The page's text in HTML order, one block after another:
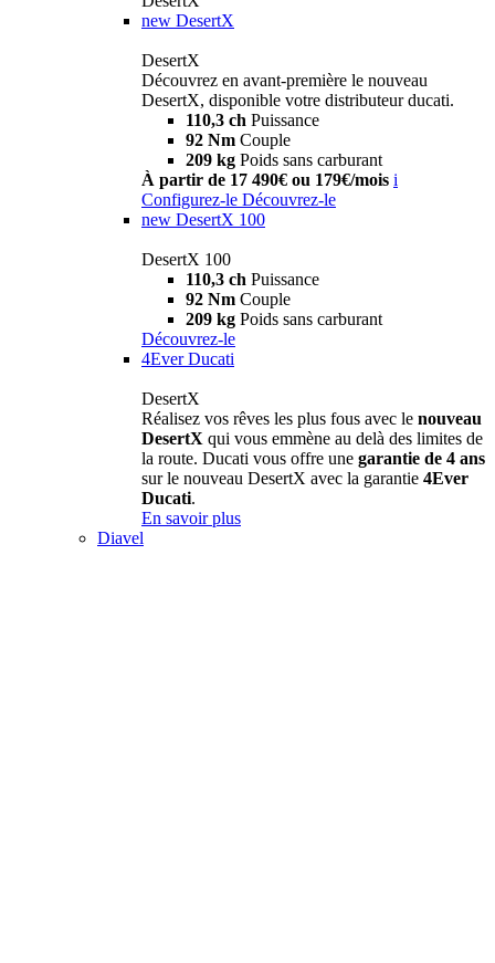
new DesertX
DesertX
Découvrez en avant-première le nouveau
DesertX, disponible votre distributeur ducati.
110,3 ch Puissance
92 Nm Couple
209 kg Poids sans carburant
À partir de 17 490€ ou 179€/mois i
Configurez-le Découvrez-le
new DesertX 100
DesertX 100
110,3 ch Puissance
92 Nm Couple
209 kg Poids sans carburant
Découvrez-le
4Ever Ducati
DesertX
Réalisez vos rêves les plus fous avec le nouveau
DesertX qui vous emmène au delà des limites de
la route. Ducati vous offre une garantie de 4 ans
sur le nouveau DesertX avec la garantie 4Ever
Ducati.
En savoir plus
Diavel